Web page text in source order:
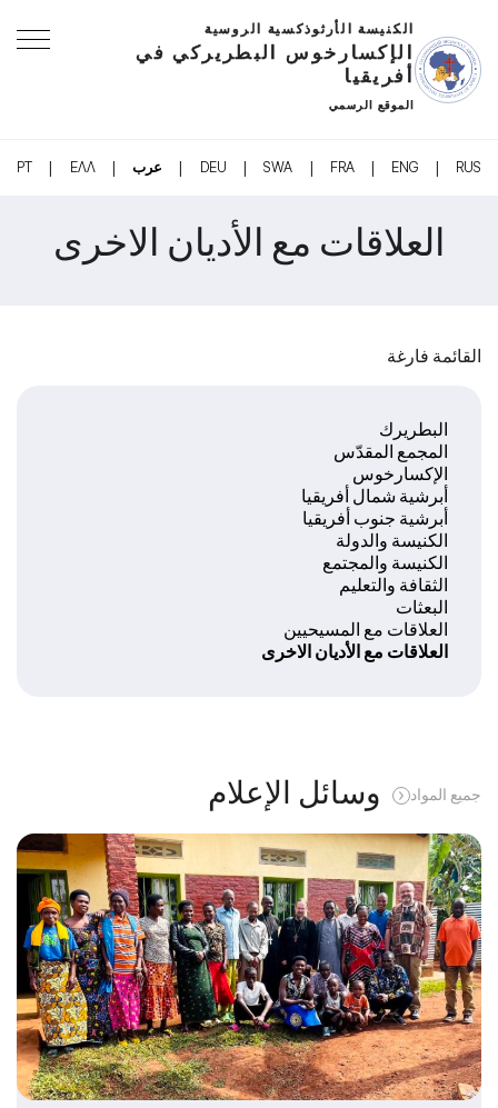
الكنيسة الأرثوذكسية الروسية
الإكسارخوس البطريركي في
أفريقيا
الموقع الرسمي
RUS
|
ENG
|
FRA
|
SWA
|
DEU
| عرب |
ΕΛΛ
|
PT
العلاقات مع الأديان الاخرى
البطريرك
المجمع المقدّس
الإكسارخوس
أبرشية شمال أفريقيا
أبرشية جنوب أفريقيا
الكنيسة والدولة
الكنيسة والمجتمع
الثقافة والتعليم
البعثات
العلاقات مع المسيحيين
العلاقات مع الأديان الاخرى
القائمة فارغة
وسائل الإعلام جميع المواد